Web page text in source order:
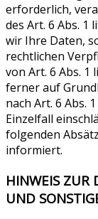
erforderlich,
des Art. 6 Abs. 1
wir Ihre Daten,
rechtlichen
von Art. 6 Abs. 1
ferner auf
nach Art. 6 Abs.
Einzelfall
folgenden
informiert.
HINWEIS ZUR
UND